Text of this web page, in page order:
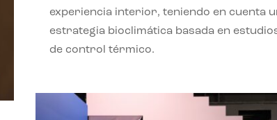
experiencia interior, teniendo en cuenta
estrategia bioclimática basada en
de control térmico.